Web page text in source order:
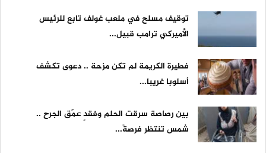
توقيف مسلح في ملعب غولف تابع للرئيس
الأميركي ترامب قبيل...
فطيرة الكريمة لم تكن مزحة .. دعوى تكشف
أسلوبا غريبا...
بين رصاصة سرقت الحلم وفقدٍ عمّق الجرح ..
شمس تنتظر فرصةً...